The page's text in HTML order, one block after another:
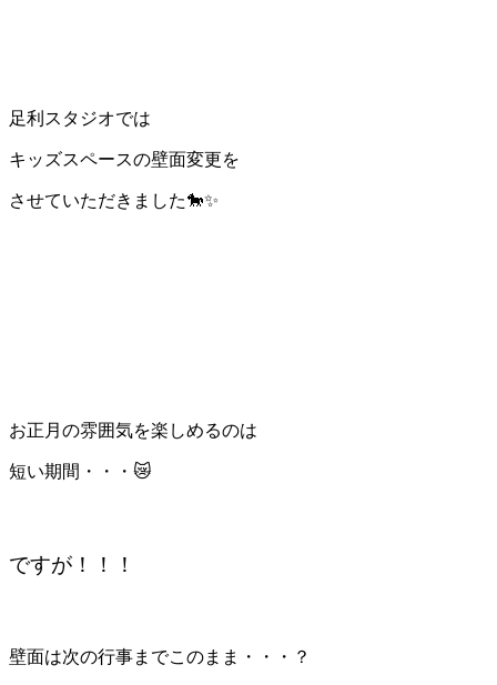
足利スタジオでは
キッズスペースの壁面変更を
させていただきました🐎✨
お正月の雰囲気を楽しめるのは
短い期間・・・😿
ですが！！！
壁面は次の行事までこのまま・・・？